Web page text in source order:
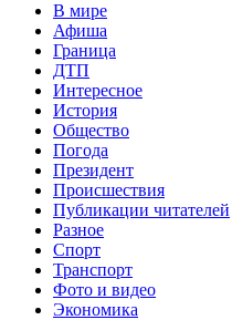
В мире
Афиша
Граница
ДТП
Интересное
История
Общество
Погода
Президент
Происшествия
Публикации читателей
Разное
Спорт
Транспорт
Фото и видео
Экономика